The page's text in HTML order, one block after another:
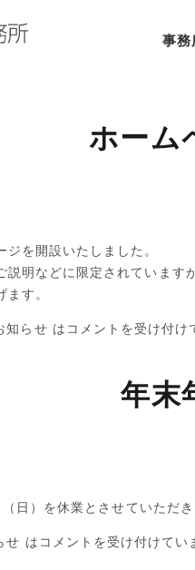
事務
ホーム
を開設いたしました。
明などに限定されていま
す。
知らせ はコメントを受け付け
年末
日）を休業とさせていただき
せ は コメントを受け付けてい